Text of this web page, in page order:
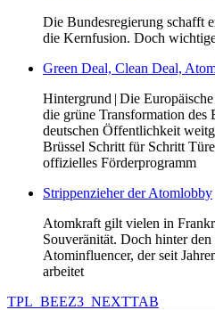
Die Bundesregierung schafft
die Kernfusion. Doch
Green Deal, Clean Deal,
Hintergrund | Die
die grüne Transformation des
deutschen Öffentlichkeit
Brüssel Schritt für Schritt
offizielles Förderprogramm
Strippenzieher der Atomlobby
Atomkraft gilt vielen in
Souveränität. Doch hinter
Atominfluencer, der seit
arbeitet
TPL_BEEZ3_NEXTTAB